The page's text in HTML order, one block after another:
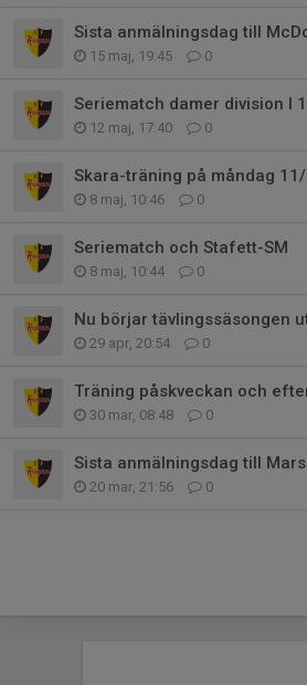
15 maj, 19:45 0
Seriematch damer division I
12 maj, 17:40 0
Skara-träning på måndag
8 maj, 10:46 0
Seriematch och Stafett-SM
8 maj, 10:44 0
Nu börjar tävlingssäsongen
29 apr, 20:54 0
Träning påskveckan och
30 mar, 08:48 0
20 mar, 21:56 0